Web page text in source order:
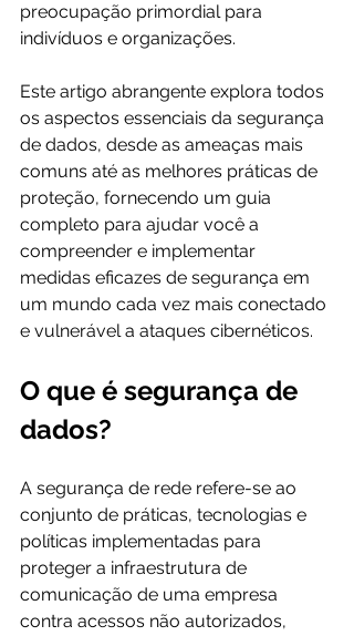
preocupação primordial para
indivíduos e organizações.
Este artigo abrangente explora todos
os aspectos essenciais da segurança
de dados, desde as ameaças mais
comuns até as melhores práticas de
proteção, fornecendo um guia
completo para ajudar você a
compreender e implementar
medidas eficazes de segurança em
um mundo cada vez mais conectado
e vulnerável a ataques cibernéticos.
O que é segurança de
dados?
A segurança de rede refere-se ao
conjunto de práticas, tecnologias e
políticas implementadas para
proteger a infraestrutura de
comunicação de uma empresa
contra acessos não autorizados,